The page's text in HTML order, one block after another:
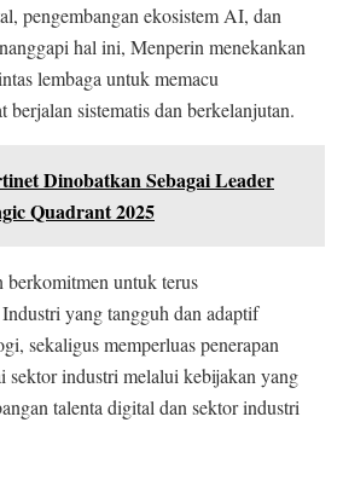
pengembangan ekosistem AI, dan
hal ini, Menperin menekankan
lembaga untuk memacu
berjalan sistematis dan berkelanjutan.
Dinobatkan Sebagai Leader
Quadrant 2025
untuk terus
yang tangguh dan adaptif
sekaligus memperluas penerapan
industri melalui kebijakan yang
talenta digital dan sektor industri